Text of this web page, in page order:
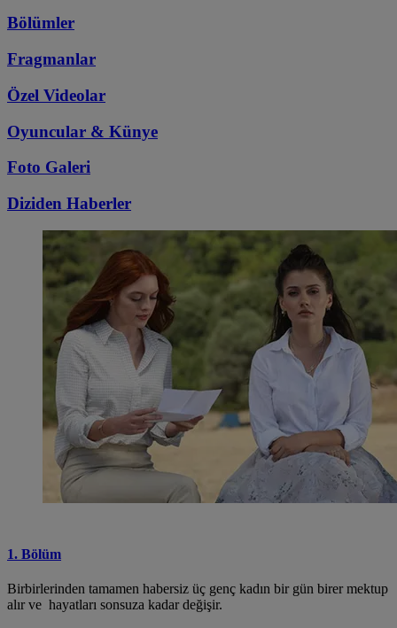
Bölümler
Fragmanlar
Özel Videolar
Oyuncular & Künye
Foto Galeri
Diziden Haberler
1. Bölüm
Birbirlerinden tamamen habersiz üç genç kadın bir gün birer mektup
alır ve hayatları sonsuza kadar değişir.